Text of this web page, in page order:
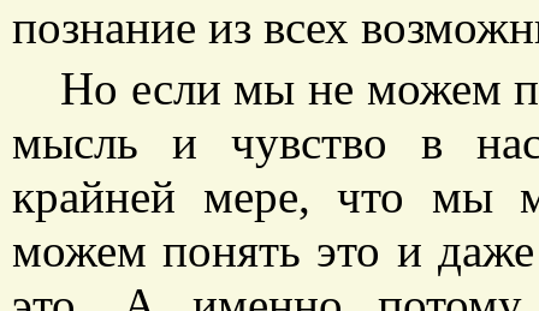
познание из всех
Но если мы не можем
мысль и чувство в
крайней мере, что мы
можем понять это и